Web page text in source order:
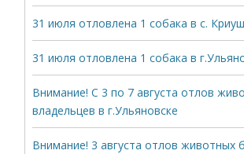
31 июля отловлена 1 собака в с.
31 июля отловлена 1 собака в
Внимание! С 3 по 7 августа отлов
владельцев в г.Ульяновске
Внимание! 3 августа отлов животных